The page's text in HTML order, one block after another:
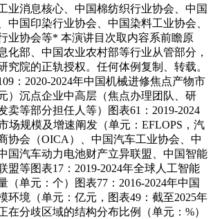
业消息核心、中国棉纺织行业协会、中国
中国印染行业协会、中国染料工业协会、
业协会等* 本演讲目次取内容系前瞻原
化部、中国农业农村部等行业从管部分，
究院的正轨授权。任何体例复制、转载。
：2020-2024年中国机械进修焦点产物市
）沉点企业中高层（焦点办理团队、研
卖等部分担任人等）图表61：2019-2024
场规模及增速阐发（单元：EFLOPS，汽
协会（OICA）、中国汽车工业协会、中
国汽车动力电池财产立异联盟、中国智能
盟等图表17：2019-2024年全球人工智能
（单元：个）图表77：2016-2024年中国
环境（单元：亿元，图表49：截至2025年
在分歧区域的结构分布比例（单元：%）